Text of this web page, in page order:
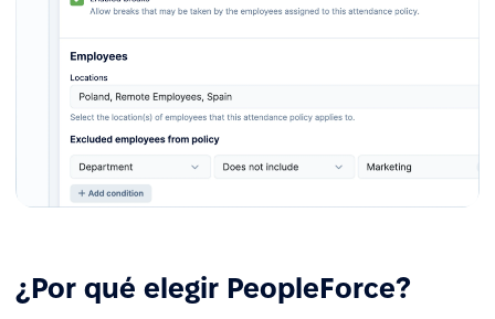
¿Por qué elegir PeopleForce?